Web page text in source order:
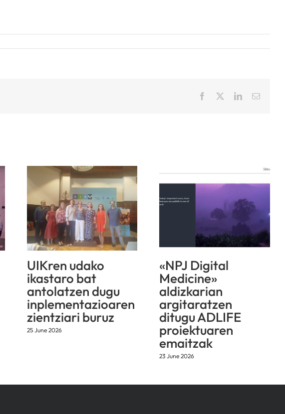
Facebook LinkedInEmail
UIKren udako
ikastaro bat
antolatzen dugu
inplementazioaren
zientziari buruz
25 June 2026
«NPJ Digital
Medicine»
aldizkarian
argitaratzen
ditugu ADLIFE
proiektuaren
emaitzak
23 June 2026